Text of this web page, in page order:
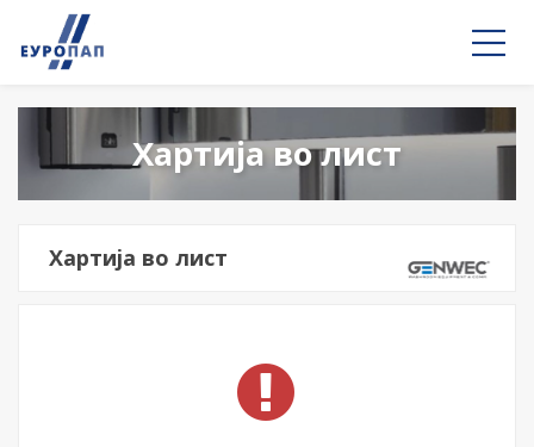
Хартија во лист
Хартија во лист